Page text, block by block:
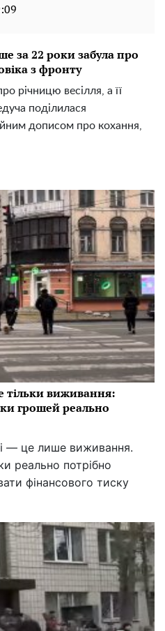
за 22 роки забула про
з фронту
річницю весілля, а її
поділилася
дописом про кохання,
тільки виживання:
грошей реально
— це лише виживання.
реально потрібно
фінансового тиску